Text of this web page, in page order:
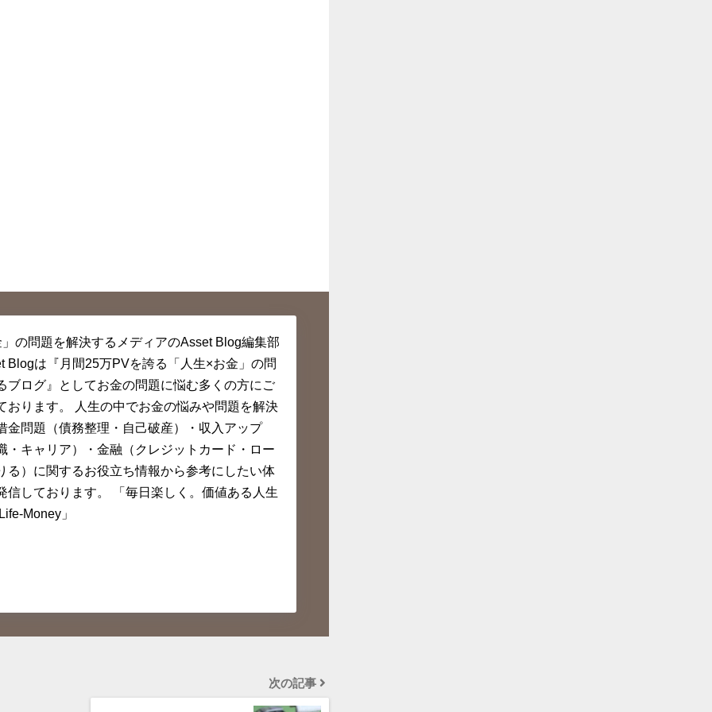
」の問題を解決するメディアのAsset Blog編集部
Blogは『月間25万PVを誇る「人生×お金」の問
ブログ』としてお金の問題に悩む多くの方にご
おります。 人生の中でお金の悩みや問題を解決
金問題（債務整理・自己破産）・収入アップ
・キャリア）・金融（クレジットカード・ロー
る）に関するお役立ち情報から参考にしたい体
信しております。 「毎日楽しく。価値ある人生
Money」
次の記事